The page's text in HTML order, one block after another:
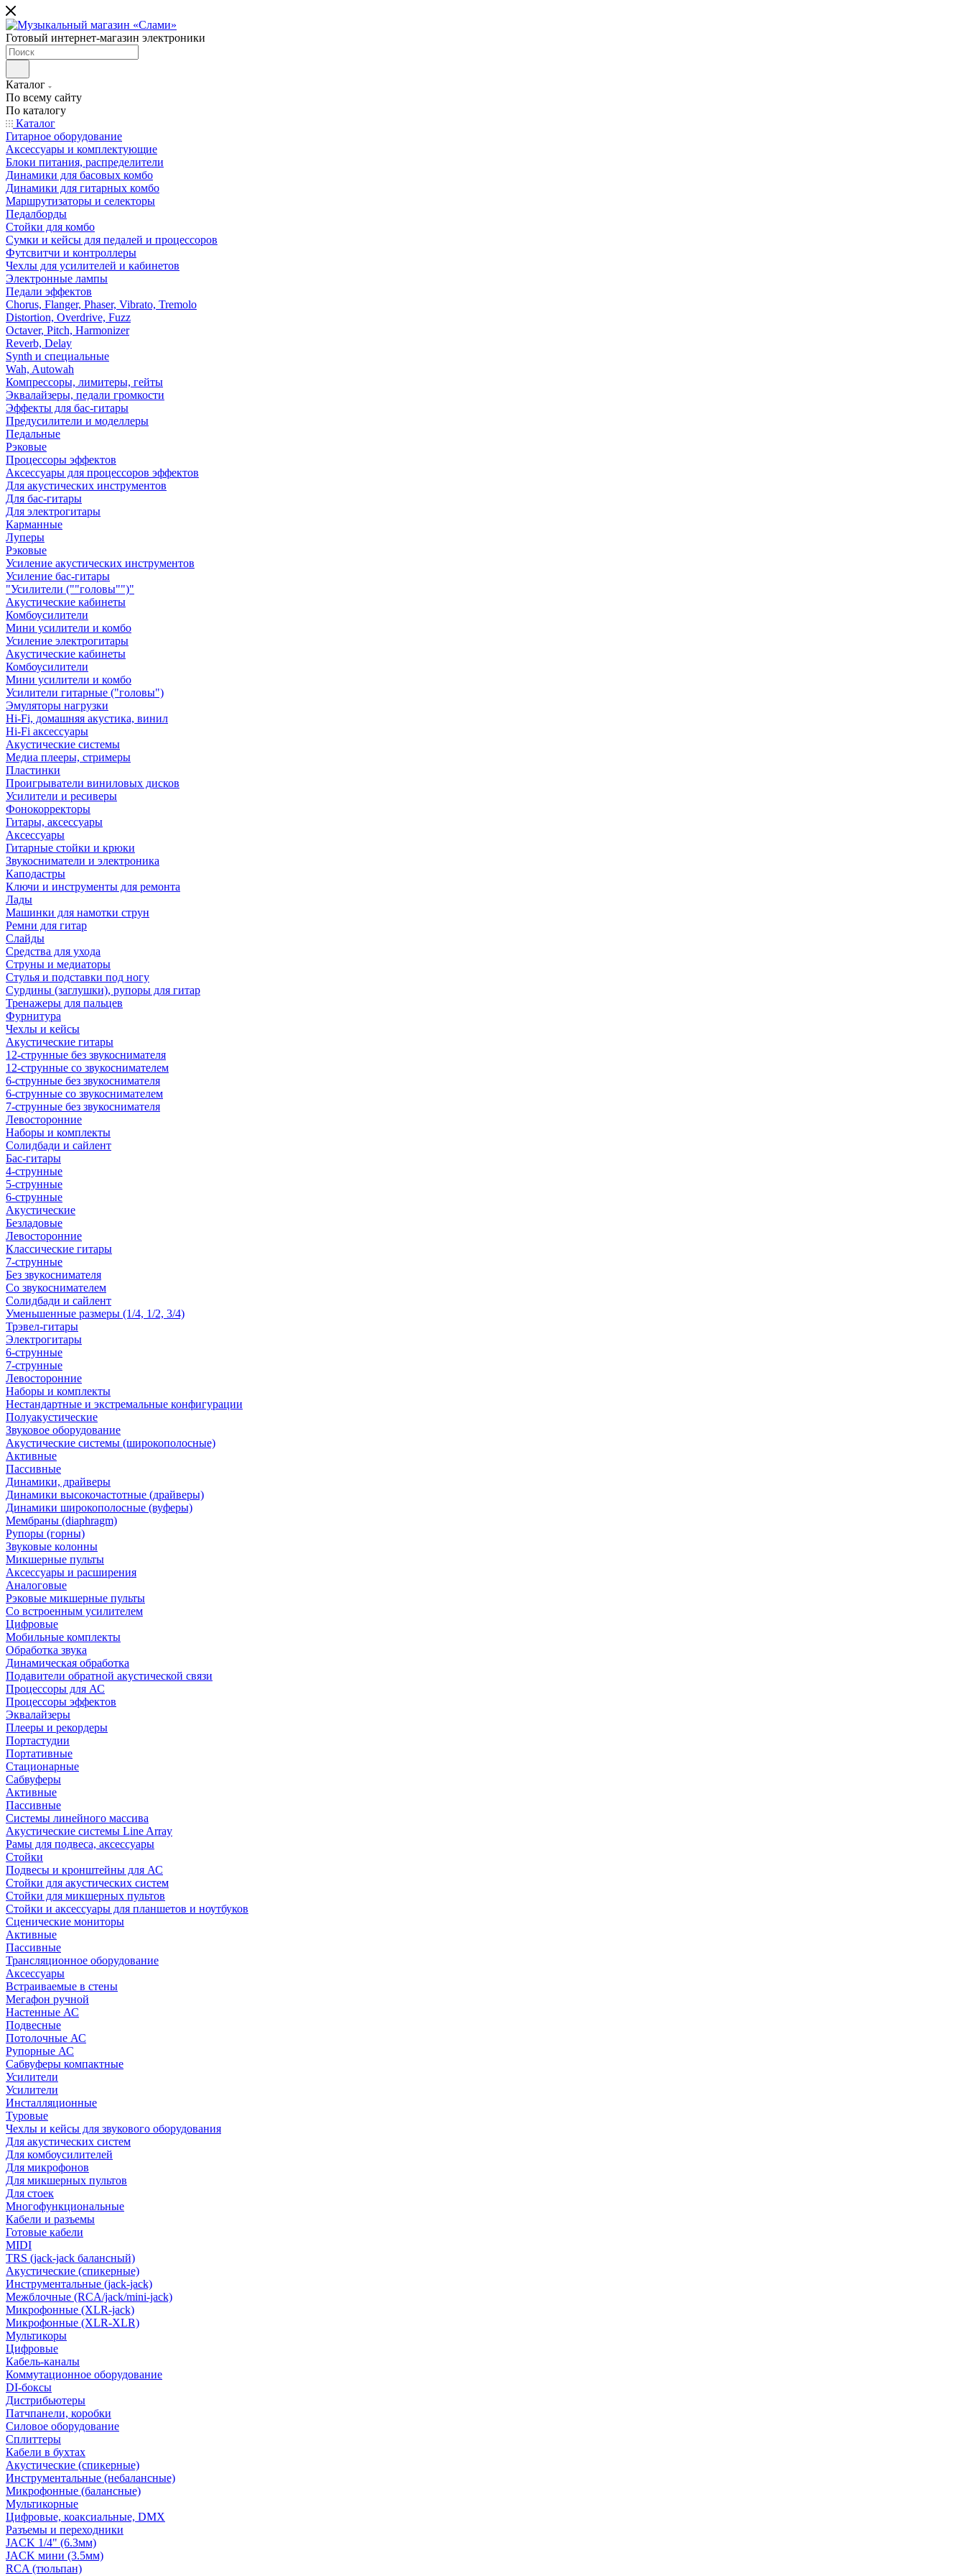
Готовый интернет-магазин электроники
Каталог
По всему сайту
По каталогу
Каталог
Гитарное оборудование
Аксессуары и комплектующие
Блоки питания, распределители
Динамики для басовых комбо
Динамики для гитарных комбо
Маршрутизаторы и селекторы
Педалборды
Стойки для комбо
Сумки и кейсы для педалей и процессоров
Футсвитчи и контроллеры
Чехлы для усилителей и кабинетов
Электронные лампы
Педали эффектов
Chorus, Flanger, Phaser, Vibrato, Tremolo
Distortion, Overdrive, Fuzz
Octaver, Pitch, Harmonizer
Reverb, Delay
Synth и специальные
Wah, Autowah
Компрессоры, лимитеры, гейты
Эквалайзеры, педали громкости
Эффекты для бас-гитары
Предусилители и моделлеры
Педальные
Рэковые
Процессоры эффектов
Аксессуары для процессоров эффектов
Для акустических инструментов
Для бас-гитары
Для электрогитары
Карманные
Луперы
Рэковые
Усиление акустических инструментов
Усиление бас-гитары
"Усилители (""головы"")"
Акустические кабинеты
Комбоусилители
Мини усилители и комбо
Усиление электрогитары
Акустические кабинеты
Комбоусилители
Мини усилители и комбо
Усилители гитарные ("головы")
Эмуляторы нагрузки
Hi-Fi, домашняя акустика, винил
Hi-Fi аксессуары
Акустические системы
Медиа плееры, стримеры
Пластинки
Проигрыватели виниловых дисков
Усилители и ресиверы
Фонокорректоры
Гитары, аксессуары
Аксессуары
Гитарные стойки и крюки
Звукосниматели и электроника
Каподастры
Ключи и инструменты для ремонта
Лады
Машинки для намотки струн
Ремни для гитар
Слайды
Средства для ухода
Струны и медиаторы
Стулья и подставки под ногу
Сурдины (заглушки), рупоры для гитар
Тренажеры для пальцев
Фурнитура
Чехлы и кейсы
Акустические гитары
12-струнные без звукоснимателя
12-струнные со звукоснимателем
6-струнные без звукоснимателя
6-струнные со звукоснимателем
7-струнные без звукоснимателя
Левосторонние
Наборы и комплекты
Солидбади и сайлент
Бас-гитары
4-струнные
5-струнные
6-струнные
Акустические
Безладовые
Левосторонние
Классические гитары
7-струнные
Без звукоснимателя
Со звукоснимателем
Солидбади и сайлент
Уменьшенные размеры (1/4, 1/2, 3/4)
Трэвел-гитары
Электрогитары
6-струнные
7-струнные
Левосторонние
Наборы и комплекты
Нестандартные и экстремальные конфигурации
Полуакустические
Звуковое оборудование
Акустические системы (широкополосные)
Активные
Пассивные
Динамики, драйверы
Динамики высокочастотные (драйверы)
Динамики широкополосные (вуферы)
Мембраны (diaphragm)
Рупоры (горны)
Звуковые колонны
Микшерные пульты
Аксессуары и расширения
Аналоговые
Рэковые микшерные пульты
Со встроенным усилителем
Цифровые
Мобильные комплекты
Обработка звука
Динамическая обработка
Подавители обратной акустической связи
Процессоры для АС
Процессоры эффектов
Эквалайзеры
Плееры и рекордеры
Портастудии
Портативные
Стационарные
Сабвуферы
Активные
Пассивные
Системы линейного массива
Акустические системы Line Array
Рамы для подвеса, аксессуары
Стойки
Подвесы и кронштейны для АС
Стойки для акустических систем
Стойки для микшерных пультов
Стойки и аксессуары для планшетов и ноутбуков
Сценические мониторы
Активные
Пассивные
Трансляционное оборудование
Аксессуары
Встраиваемые в стены
Мегафон ручной
Настенные АС
Подвесные
Потолочные АС
Рупорные АС
Сабвуферы компактные
Усилители
Усилители
Инсталляционные
Туровые
Чехлы и кейсы для звукового оборудования
Для акустических систем
Для комбоусилителей
Для микрофонов
Для микшерных пультов
Для стоек
Многофункциональные
Кабели и разъемы
Готовые кабели
MIDI
TRS (jack-jack балансный)
Акустические (спикерные)
Инструментальные (jack-jack)
Межблочные (RCA/jack/mini-jack)
Микрофонные (XLR-jack)
Микрофонные (XLR-XLR)
Мультикоры
Цифровые
Кабель-каналы
Коммутационное оборудование
DI-боксы
Дистрибьютеры
Патчпанели, коробки
Силовое оборудование
Сплиттеры
Кабели в бухтах
Акустические (спикерные)
Инструментальные (небалансные)
Микрофонные (балансные)
Мультикорные
Цифровые, коаксиальные, DMX
Разъемы и переходники
JACK 1/4" (6.3мм)
JACK мини (3.5мм)
RCA (тюльпан)